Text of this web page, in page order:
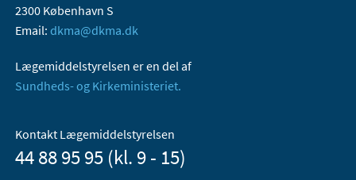
2300 København S
Email: dkma@dkma.dk
Lægemiddelstyrelsen er en del af
Sundheds- og Kirkeministeriet.
Kontakt Lægemiddelstyrelsen
44 88 95 95 (kl. 9 - 15)